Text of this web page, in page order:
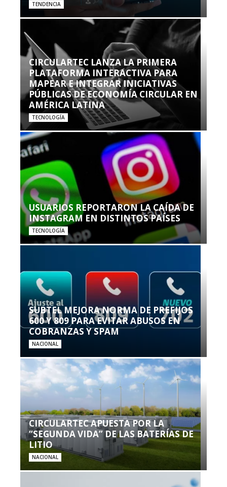
TENDENCIA
CIRCULARTEC LANZA LA PRIMERA
PLATAFORMA INTERACTIVA PARA
MAPEAR E INTEGRAR INICIATIVAS
PÚBLICAS DE ECONOMÍA CIRCULAR EN
AMÉRICA LATINA
TECNOLOGÍA
USUARIOS REPORTARON LA CAÍDA DE
INSTAGRAM EN DISTINTOS PAÍSES
TECNOLOGÍA
SUBTEL MEJORA NORMA DE PREFIJOS
600 Y 809 PARA EVITAR ABUSOS EN
COBRANZAS Y SPAM
NACIONAL
CIRCULARTEC APUESTA POR LA
“SEGUNDA VIDA” DE LAS BATERÍAS DE
LITIO
NACIONAL